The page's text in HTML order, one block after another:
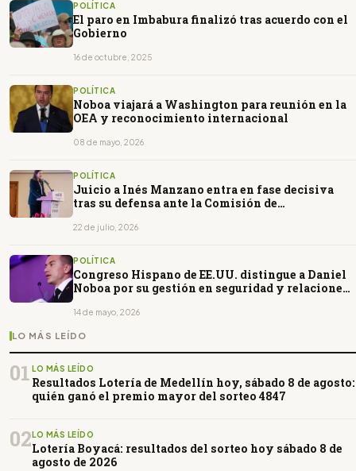
POLÍTICA
El paro en Imbabura finalizó tras acuerdo con el
Gobierno
16 de octubre, 2025
POLÍTICA
Noboa viajará a Washington para reunión en la
OEA y reconocimiento internacional
08 de mayo, 2026
POLÍTICA
Juicio a Inés Manzano entra en fase decisiva
tras su defensa ante la Comisión de
22 de julio, 2026
POLÍTICA
Congreso Hispano de EE.UU. distingue a Daniel
Noboa por su gestión en seguridad y relaciones
14 de mayo, 2026
LO MÁS LEÍDO
01 LO MÁS LEÍDO
Resultados Lotería de Medellín hoy, sábado 8 de agosto:
quién ganó el premio mayor del sorteo 4847
02 LO MÁS LEÍDO
Lotería Boyacá: resultados del sorteo hoy sábado 8 de
agosto de 2026